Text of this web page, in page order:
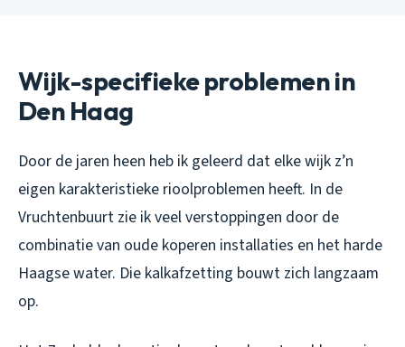
Wijk-specifieke problemen in
Den Haag
Door de jaren heen heb ik geleerd dat elke wijk z’n
eigen karakteristieke rioolproblemen heeft. In de
Vruchtenbuurt zie ik veel verstoppingen door de
combinatie van oude koperen installaties en het harde
Haagse water. Die kalkafzetting bouwt zich langzaam
op.